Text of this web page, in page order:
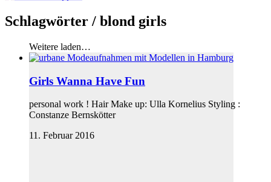
Schlagwörter / blond girls
Weitere laden…
Girls Wanna Have Fun
personal work ! Hair Make up: Ulla Kornelius Styling :
Constanze Bernskötter
11. Februar 2016